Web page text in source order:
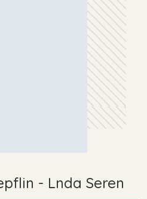
- Lnda Seren